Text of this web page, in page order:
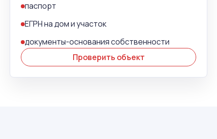
паспорт
ЕГРН на дом и участок
документы-основания собственности
Проверить объект